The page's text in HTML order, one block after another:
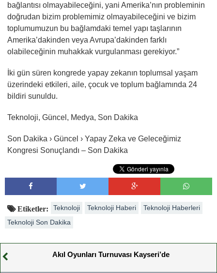
bağlantısı olmayabileceğini, yani Amerika’nın probleminin
doğrudan bizim problemimiz olmayabileceğini ve bizim
toplumumuzun bu bağlamdaki temel yapı taşlarının
Amerika’dakinden veya Avrupa’dakinden farklı
olabileceğinin muhakkak vurgulanması gerekiyor.”
İki gün süren kongrede yapay zekanın toplumsal yaşam
üzerindeki etkileri, aile, çocuk ve toplum bağlamında 24
bildiri sunuldu.
Teknoloji, Güncel, Medya, Son Dakika
Son Dakika › Güncel › Yapay Zeka ve Geleceğimiz
Kongresi Sonuçlandı – Son Dakika
Etiketler: Teknoloji Teknoloji Haberi
Teknoloji Haberleri
Teknoloji Son Dakika
Akıl Oyunları Turnuvası Kayseri’de